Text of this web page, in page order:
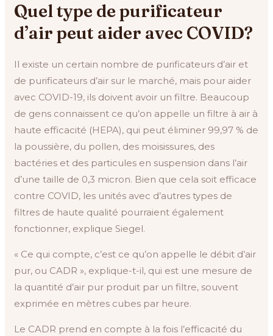
Quel type de purificateur
d’air peut aider avec COVID?
Il existe un certain nombre de purificateurs d’air et
de purificateurs d’air sur le marché, mais pour aider
avec COVID-19, ils doivent avoir un filtre. Beaucoup
de gens connaissent ce qu’on appelle un filtre à air à
haute efficacité (HEPA), qui peut éliminer 99,97 % de
la poussière, du pollen, des moisissures, des
bactéries et des particules en suspension dans l’air
d’une taille de 0,3 micron. Bien que cela soit efficace
contre COVID, les unités avec d’autres types de
filtres de haute qualité pourraient également
fonctionner, explique Siegel.
« Ce qui compte, c’est ce qu’on appelle le débit d’air
pur, ou CADR », explique-t-il, qui est une mesure de
la quantité d’air pur produit par un filtre, souvent
exprimée en mètres cubes par heure.
Le CADR prend en compte à la fois l’efficacité du